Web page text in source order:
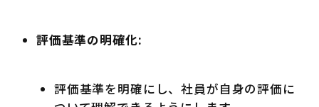
評価基準の明確化:
評価基準を明確にし、社員が自身の評価に